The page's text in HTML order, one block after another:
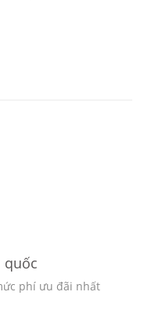
quốc
phí ưu đãi nhất